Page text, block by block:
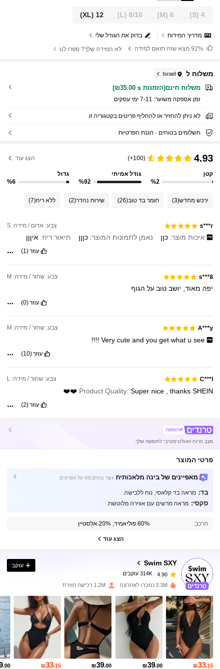
4
(S)
6
(M)
8/10
(L)
12
(XL)
בדוק את הגודל שלי
מדריך המידות
מצא שזה תואם למידה לא המידה שלך? ספרו לנו
משלוח ל Israel
משלוח חינם(הזמנות ≥ ₪35.00)
זמן אספקה ​​משוער: 7-11 ימי עסקים
לא ניתן להחזיר או להחליף פריטים בקטגוריה זו.
תשלומים בטוחים · הגנת הפרטיות
4.93
(100+) הצג עוד
קטן
%2
גודל אמיתי
%92
גדול
%6
ירכש מחדש(3) חומר בד טוב(26) שירות נהדר(2) ללא ריח(7)
s***r צבע: אדום / מידה: S
איכות מוצר: כןן נאמן לתמונות המוצר: כןןן תיאור ריח: איןןן
עוזר(1)
s***8 צבע: שחור / מידה: M
יפה מאוד, יושבטובעל הגוף
עוזר(0)
A***y צבע: שחור / מידה: M
Verycuteandyougetwhatusee
!!!!
עוזר(10)
C***l צבע: שחור / מידה: L
Product Quality: Super nice thanks SHEIN
❤️❤️
עוזר(2)
#חופשה
מצב הרוח האולטימטיבי לחופשה שלך.
פרטי המוצר
מאפיינים של בינה מלאכותית נוצר בהתבסס על הפרטים
בד: מראה בד קלאסי, נוח ללבישה.
סקסי: מראה מרשים עם אווירה מלוטשת.
הרכב: 80% פוליאמיד, 20% אלסטיין
הצג עוד
Swim SXY
4.90 314K עוקבים
4.90
314K עוקבים
t***iשילםלפני יום אחד
4.90 314K עוקבים
4.90 314K עוקבים
4.90 314K עוקבים
עוקב
3.3M נמכרו לאחרונה 1.2M רכישה חוזרת
₪33.15
₪39.00
₪39.00
₪33.15
.00